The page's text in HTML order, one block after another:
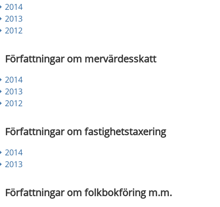
2014
2013
2012
Författningar om mervärdesskatt
​2014
2013
2012
Författningar om fastighetstaxering
2014​
2013
Författningar om folkbokföring m.m.